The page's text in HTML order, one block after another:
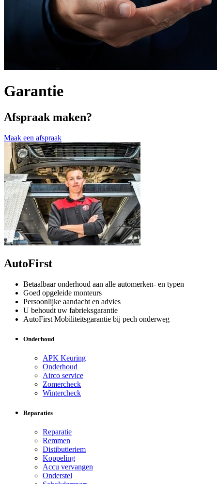
Garantie
Afspraak maken?
Maak een afspraak
AutoFirst
Betaalbaar onderhoud aan alle automerken- en typen
Goed opgeleide monteurs
Persoonlijke aandacht en advies
U behoudt uw fabrieksgarantie
AutoFirst Mobiliteitsgarantie bij pech onderweg
Onderhoud
APK Keuring
Onderhoud
Airco service
Zomercheck
Wintercheck
Reparaties
Reparatie
Remmen
Distibutieriem
Koppeling
Accu vervangen
Onderstel